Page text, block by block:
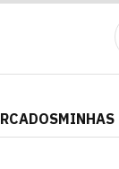
MINHAS